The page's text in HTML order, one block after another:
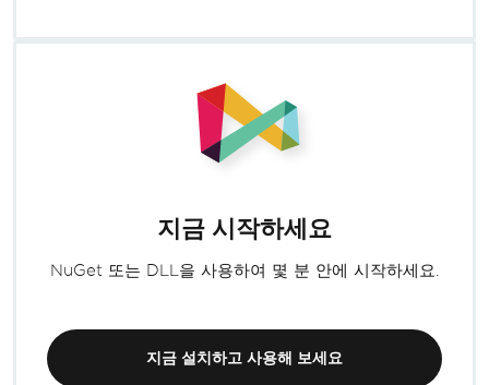
지금 시작하세요
NuGet 또는 DLL을 사용하여 몇 분 안에 시작하세요.
지금 설치하고 사용해 보세요